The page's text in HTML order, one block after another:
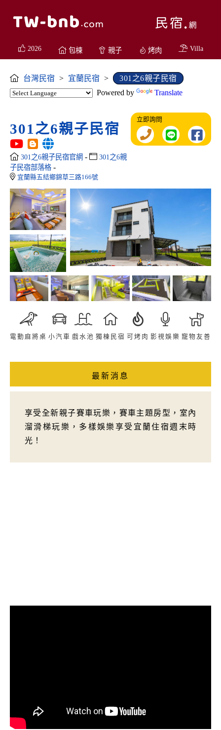
2026 包棟 親子 烤肉 Villa
台灣民宿 > 宜蘭民宿 >
301之6親子民宿
Powered by
Translate
301之6親子民宿
301之6親子民宿官網 -
301之6親
子民宿部落格 -
宜蘭縣五結鄉錦草三路166號
立即詢問
電動麻將桌 小汽車 戲水池 獨棟民宿 可烤肉 影視娛樂 寵物友善
最新消息
享受全新親子賽車玩樂，賽車主題房型，室內
溜滑梯玩樂，多樣娛樂享受宜蘭住宿週末時
光！